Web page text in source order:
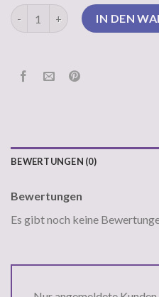
rosa pullover MengeIN DEN
BEWERTUNGEN (0)
Bewertungen
Es gibt noch keine